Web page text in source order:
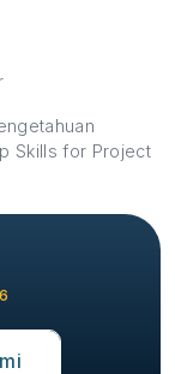
Skills for Project